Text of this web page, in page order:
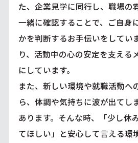
た、企業見学に同行し、職場の
一緒に確認することで、ご自身
かを判断するお手伝いをしてい
り、活動中の心の安定を支える
にしています。
また、新しい環境や就職活動へ
ら、体調や気持ちに波が出てし
あります。そんな時、「少し休
てほしい」と安心して言える環